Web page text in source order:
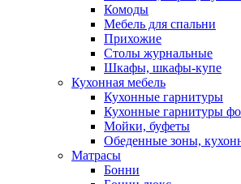
Комоды
Мебель для спальни
Прихожие
Столы журнальные
Шкафы, шкафы-купе
Кухонная мебель
Кухонные гарнитуры
Кухонные гарнитуры
Мойки, буфеты
Обеденные зоны,
Матрасы
Бонни